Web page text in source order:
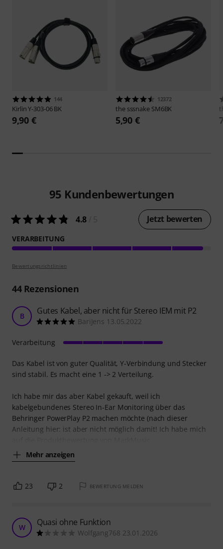
144
KirlinY-303-06 BK
9,90 €
12372
the sssnake SM6BK
5,90 €
95 Kundenbewertungen
4.8 Jetzt bewerten
VERARBEITUNG
Bewertungsrichtlinien
44Rezensionen
B Gutes Kabel, aber nicht für Stereo IEM mit P2
BariJens 13.05.2022
Das Kabel ist von guter Qualität, Y-Verbindung und Stecker
sind stabil. Es macht eine 1 -> 2 Verteilung.
Ich habe mir das aber Kabel gekauft, weil ich
kabelgebundenes Stereo In-Ear Monitoring über das
Behringer PowerPlay P2 machen möchte (nach dieser
Anleitung hier: ist aber nicht möglich damit! Ich habe mich
Mehr anzeigen
Verarbeitung
23 2 BEWERTUNG MELDEN
W Quasi ohne Funktion
Wolfgang768 23.01.2026